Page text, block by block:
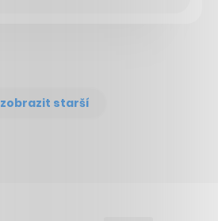
zobrazit starší